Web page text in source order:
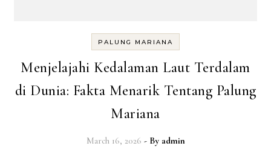
PALUNG MARIANA
Menjelajahi Kedalaman Laut Terdalam
di Dunia: Fakta Menarik Tentang Palung
Mariana
March 16, 2026 - By admin